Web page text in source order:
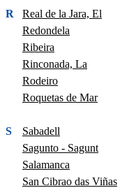
R
Real de la Jara, El
Redondela
Ribeira
Rinconada, La
Rodeiro
Roquetas de Mar
S
Sabadell
Sagunto - Sagunt
Salamanca
San Cibrao das Viñas